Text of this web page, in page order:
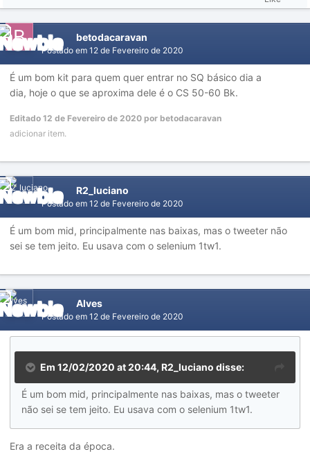
betodacaravan
Postado em 12 de Fevereiro de 2020
É um bom kit para quem quer entrar no SQ básico dia a
dia, hoje o que se aproxima dele é o CS 50-60 Bk.
Editado 12 de Fevereiro de 2020 por betodacaravan
adicionar item.
R2_luciano
Postado em 12 de Fevereiro de 2020
É um bom mid, principalmente nas baixas, mas o tweeter não
sei se tem jeito. Eu usava com o selenium 1tw1.
Alves
Postado em 12 de Fevereiro de 2020
Em 12/02/2020 at 20:44, R2_luciano disse:
É um bom mid, principalmente nas baixas, mas o tweeter
não sei se tem jeito. Eu usava com o selenium 1tw1.
Era a receita da época.